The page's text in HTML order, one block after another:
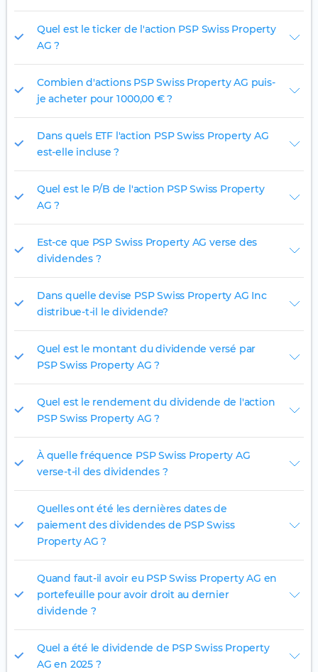
Quel est le ticker de l'action PSP Swiss Property
AG ?
Combien d'actions PSP Swiss Property AG puis-
je acheter pour 1 000,00 € ?
Dans quels ETF l'action PSP Swiss Property AG
est-elle incluse ?
Quel est le P/B de l'action PSP Swiss Property
AG ?
Est-ce que PSP Swiss Property AG verse des
dividendes ?
Dans quelle devise PSP Swiss Property AG Inc
distribue-t-il le dividende?
Quel est le montant du dividende versé par
PSP Swiss Property AG ?
Quel est le rendement du dividende de l'action
PSP Swiss Property AG ?
À quelle fréquence PSP Swiss Property AG
verse-t-il des dividendes ?
Quelles ont été les dernières dates de
paiement des dividendes de PSP Swiss
Property AG ?
Quand faut-il avoir eu PSP Swiss Property AG en
portefeuille pour avoir droit au dernier
dividende ?
Quel a été le dividende de PSP Swiss Property
AG en 2025 ?